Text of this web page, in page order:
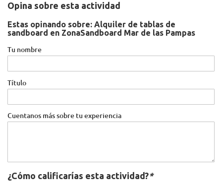
Opina sobre esta actividad
Estas opinando sobre: Alquiler de tablas de
sandboard en ZonaSandboard Mar de las Pampas
Tu nombre
Título
Cuentanos más sobre tu experiencia
¿Cómo calificarías esta actividad?*